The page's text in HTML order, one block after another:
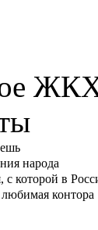
народа
с которой в
контора